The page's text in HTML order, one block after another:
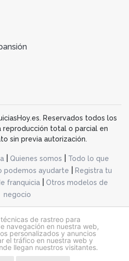
de rastreo para
navegación en nuestra web,
personalizados y anuncios
el tráfico en nuestra web y
llegan nuestros visitantes.
Reservados todos los
reproducción total o parcial en
sin previa autorización.
Quienes somos
Todo lo que
podemos ayudarte
Registra tu
franquicia|
Otros modelos de
negocio
| Política de cookies|Política de privacidad